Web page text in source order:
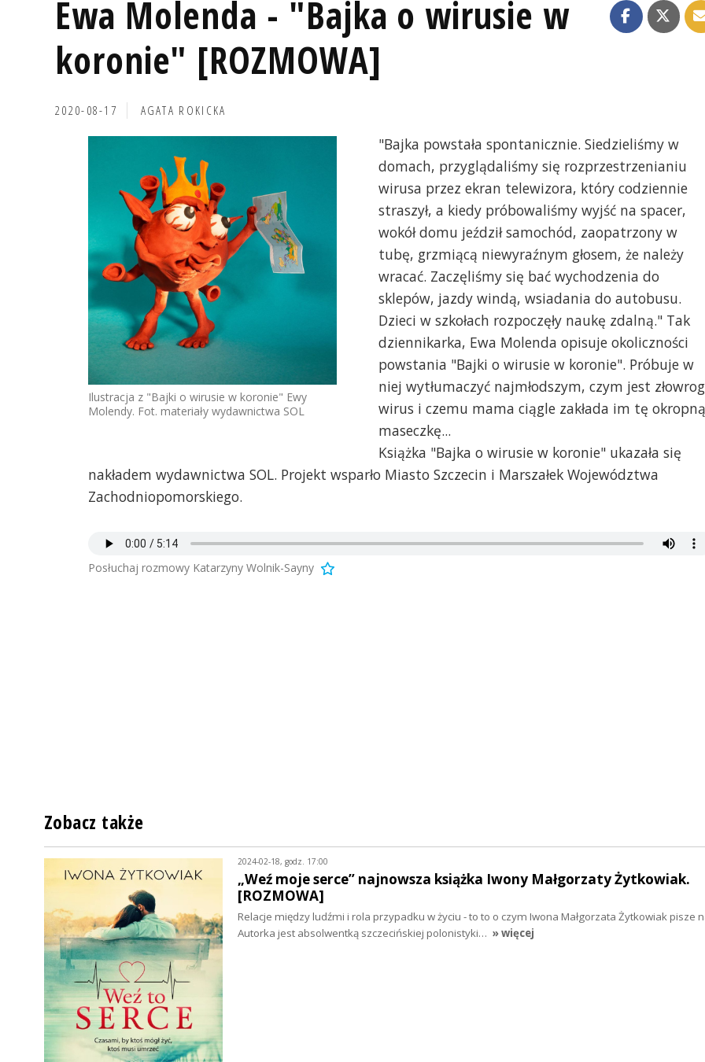
Ewa Molenda - "Bajka o wirusie w
koronie" [ROZMOWA]
2020-08-17 AGATA ROKICKA
Ilustracja z "Bajki o wirusie w koronie" Ewy
Molendy. Fot. materiały wydawnictwa SOL
"Bajka powstała spontanicznie. Siedzieliśmy w
domach, przyglądaliśmy się rozprzestrzenianiu
wirusa przez ekran telewizora, który codziennie
straszył, a kiedy próbowaliśmy wyjść na spacer,
wokół domu jeździł samochód, zaopatrzony w
tubę, grzmiącą niewyraźnym głosem, że należy
wracać. Zaczęliśmy się bać wychodzenia do
sklepów, jazdy windą, wsiadania do autobusu.
Dzieci w szkołach rozpoczęły naukę zdalną." Tak
dziennikarka, Ewa Molenda opisuje okoliczności
powstania "Bajki o wirusie w koronie". Próbuje w
niej wytłumaczyć najmłodszym, czym jest
wirus i czemu mama ciągle zakłada im tę okropną
maseczkę...
Książka "Bajka o wirusie w koronie" ukazała się
nakładem wydawnictwa SOL. Projekt wsparło Miasto Szczecin i Marszałek Województwa
Zachodniopomorskiego.
Posłuchaj rozmowy Katarzyny Wolnik-Sayny
Zobacz także
2024-02-18, godz. 17:00
„Weź moje serce” najnowsza książka Iwony Małgorzaty Żytkowiak.
[ROZMOWA]
Relacje między ludźmi i rola przypadku w życiu - to to o czym Iwona Małgorzata Żytkowiak pisze
Autorka jest absolwentką szczecińskiej polonistyki… » więcej